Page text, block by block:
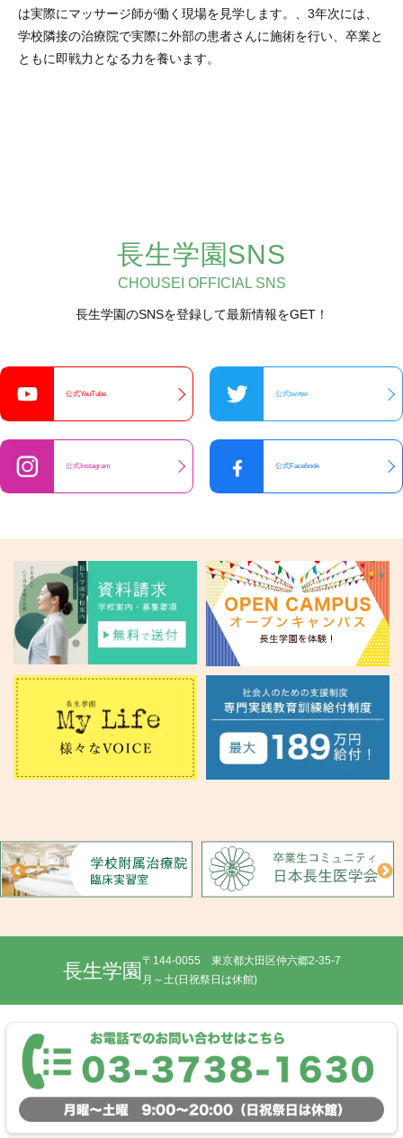
は実際にマッサージ師が働く現場を見学します。、3年次には、
学校隣接の治療院で実際に外部の患者さんに施術を行い、卒業と
ともに即戦力となる力を養います。
長生学園SNS
CHOUSEI OFFICIAL SNS
長生学園のSNSを登録して最新情報をGET！
公式YouTube 公式twitter
公式Instagram 公式Facebook
長生学園 〒144-0055 東京都大田区仲六郷2-35-7
月～土(日祝祭日は休館)